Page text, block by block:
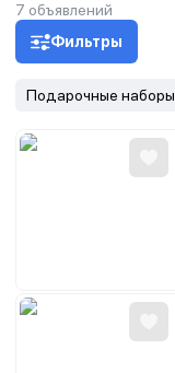
7 объявлений
Фильтры
Подарочные наборы